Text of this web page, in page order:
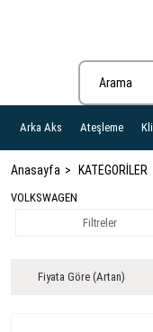
Arka Aks Ateşleme
Anasayfa KATEGORİLER
VOLKSWAGEN
Filtreler
Fiyata Göre (Artan)